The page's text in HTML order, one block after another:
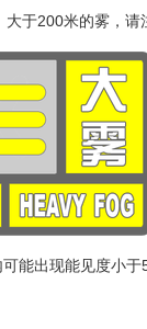
于200米的雾，请
能出现能见度小